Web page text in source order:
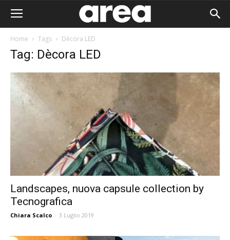
Home Tags Dècora LED
Tag: Dècora LED
Landscapes, nuova capsule collection by
Tecnografica
Chiara Scalco - 3 Luglio 2019